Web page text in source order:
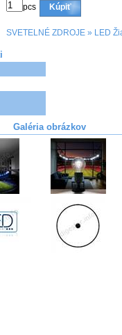
pcs Kúpiť
SVETELNÉ ZDROJE » LED
Galéria obrázkov